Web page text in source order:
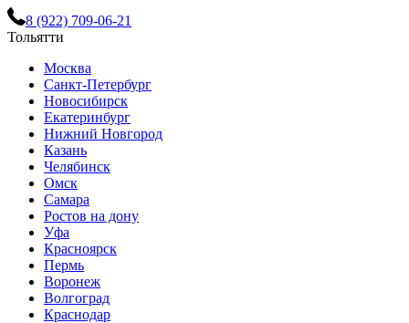
8 (922) 709-06-21
Тольятти
Москва
Санкт-Петербург
Новосибирск
Екатеринбург
Нижний Новгород
Казань
Челябинск
Омск
Самара
Ростов на дону
Уфа
Красноярск
Пермь
Воронеж
Волгоград
Краснодар